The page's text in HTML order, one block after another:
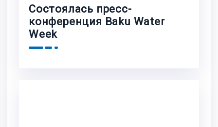
Состоялась пресс-
конференция Baku Water
Week